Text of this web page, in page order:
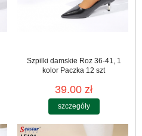
Szpilki damskie Roz 36-41, 1
kolor Paczka 12 szt
39.00 zł
szczegóły